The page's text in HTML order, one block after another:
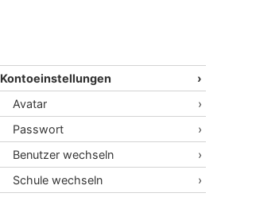
Kontoeinstellungen
Avatar
Passwort
Benutzer wechseln
Schule wechseln